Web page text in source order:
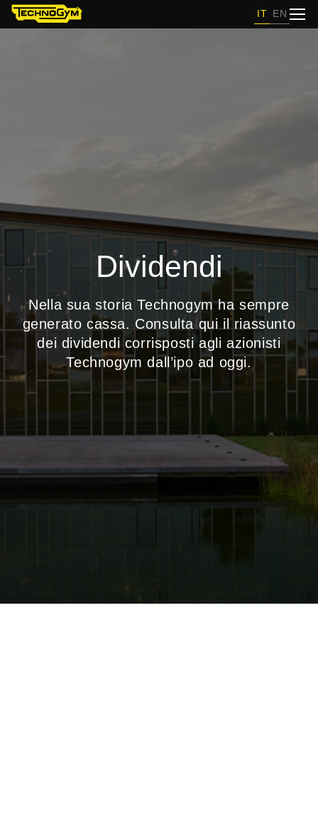
EN
IT
Dividendi
Nella sua storia Technogym ha sempre
generato cassa. Consulta qui il riassunto
dei dividendi corrisposti agli azionisti
Technogym dall’ipo ad oggi.